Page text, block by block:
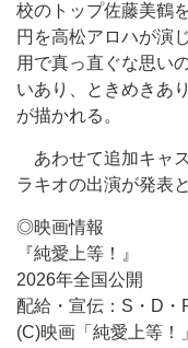
校のトップ佐藤美鶴
円を高松アロハが演
用で真っ直ぐな思い
いあり、ときめきあ
が描かれる。
あわせて追加キャ
ラキオの出演が発表
◎映画情報
『純愛上等！』
2026年全国公開
配給・宣伝：S・D・
(C)映画「純愛上等！